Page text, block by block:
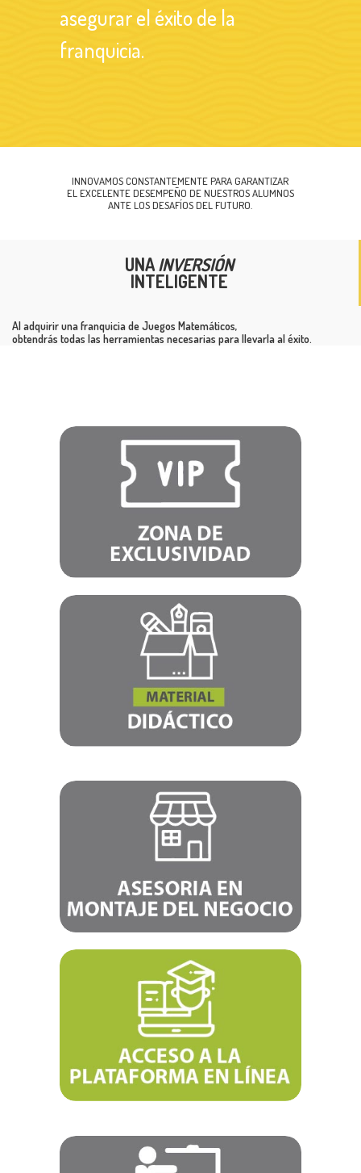
asegurar el éxito de la
franquicia.
UNAINVERSIÓN
INTELIGENTE
Al adquirir una franquicia de Juegos Matemáticos,
obtendrás todas las herramientas necesarias para llevarla al éxito.